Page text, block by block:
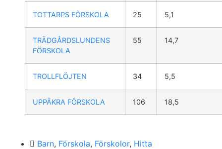
TOTTARPS FÖRSKOLA 25 5,1
TRÄDGÅRDSLUNDENS
FÖRSKOLA
55 14,7
TROLLFLÖJTEN 34 5,5
UPPÅKRA FÖRSKOLA 106 18,5
Barn, Förskola, Förskolor, Hitta